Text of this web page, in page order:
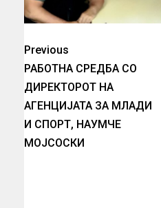
Previous
РАБОТНА СРЕДБА СО
ДИРЕКТОРОТ НА
АГЕНЦИЈАТА ЗА МЛАДИ
И СПОРТ, НАУМЧЕ
МОЈСОСКИ